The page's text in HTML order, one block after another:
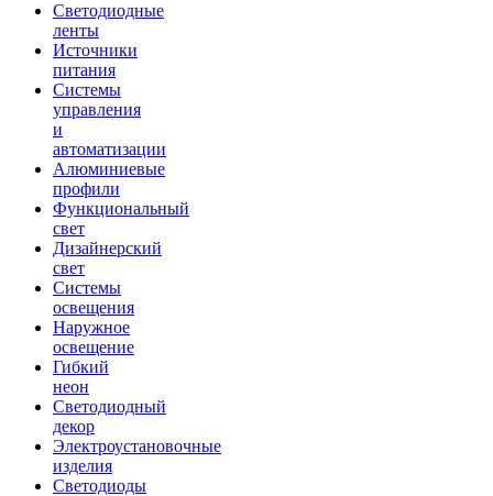
Светодиодные
ленты
Источники
питания
Системы
управления
и
автоматизации
Алюминиевые
профили
Функциональный
свет
Дизайнерский
свет
Системы
освещения
Наружное
освещение
Гибкий
неон
Светодиодный
декор
Электроустановочные
изделия
Светодиоды